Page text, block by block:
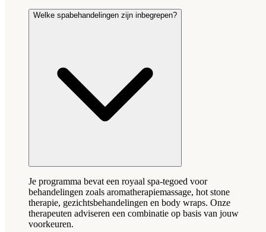
Welke spabehandelingen zijn inbegrepen?
Je programma bevat een royaal spa-tegoed voor
behandelingen zoals aromatherapiemassage, hot stone
therapie, gezichtsbehandelingen en body wraps. Onze
therapeuten adviseren een combinatie op basis van jouw
voorkeuren.